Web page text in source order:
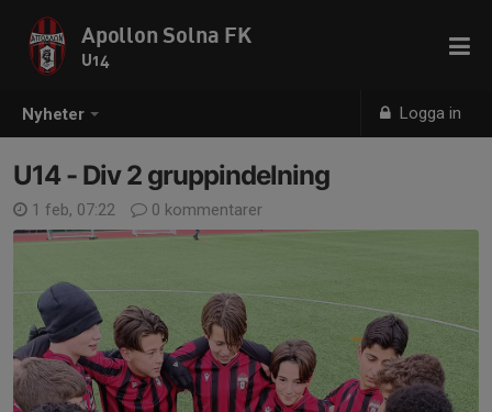
Nyheter Logga in
Apollon Solna FK
U14
U14 - Div 2 gruppindelning
1 feb, 07:22 0 kommentarer